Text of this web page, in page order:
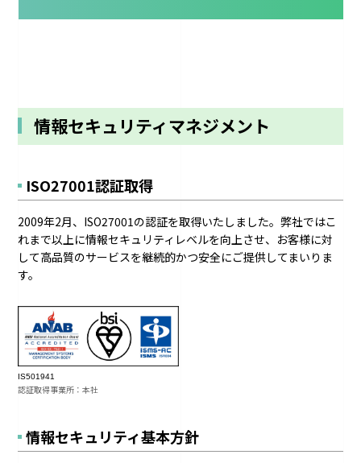
情報セキュリティマネジメント
ISO27001認証取得
2009年2月、ISO27001の認証を取得いたしました。弊社ではこ
れまで以上に情報セキュリティレベルを向上させ、お客様に対
して高品質のサービスを継続的かつ安全にご提供してまいりま
す。
IS501941
認証取得事業所：本社
情報セキュリティ基本方針